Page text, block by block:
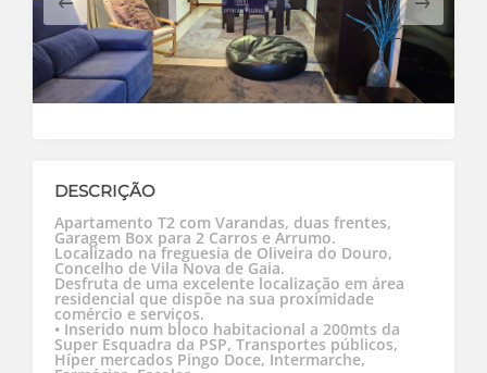
DESCRIÇÃO
Apartamento T2 com Varandas, duas frentes,
Garagem Box para 2 Carros e Arrumo.
Localizado na freguesia de Oliveira do Douro,
Concelho de Vila Nova de Gaia.
Desfruta de uma excelente localização em área
residencial que dispõe na sua proximidade
comércio e serviços.
• Inserido num bloco habitacional a 200mts da
Super Esquadra da PSP, Transportes públicos,
Híper mercados Pingo Doce, Intermarche,